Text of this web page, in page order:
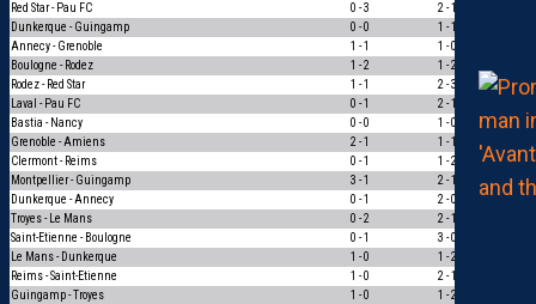
Red Star - Pau FC
0 - 3 2 - 1
Dunkerque - Guingamp
0 - 0 1 - 1
Annecy - Grenoble
1 - 1 1 - 0
Boulogne - Rodez
1 - 2 1 - 2
Rodez - Red Star
1 - 1 2 - 3
0
Laval - Pau FC
0 - 1 2 - 1
Bastia - Nancy
0 - 0 1 - 0
0
Grenoble - Amiens
2 - 1 1 - 1
Clermont - Reims
0 - 1 1 - 2
1
Montpellier - Guingamp
3 - 1 2 - 1
1
Dunkerque - Annecy
0 - 1 2 - 0
0
Troyes - Le Mans
0 - 2 2 - 1
Saint-Etienne - Boulogne
0 - 1 3 - 0
Le Mans - Dunkerque
1 - 0 1 - 2
Reims - Saint-Etienne
1 - 0 2 - 1
Guingamp - Troyes
1 - 0 1 - 2